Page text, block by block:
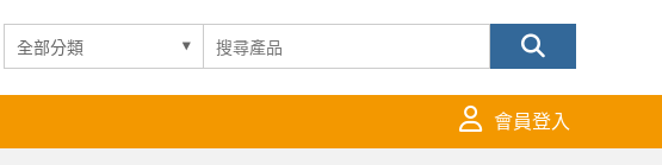
會員登入